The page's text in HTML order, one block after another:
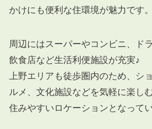
かけにも便利な住環境が魅力です。
周辺にはスーパーやコンビニ、ド
飲食店など生活利便施設が充実♪
上野エリアも徒歩圏内のため、シ
ルメ、文化施設などを気軽に楽し
住みやすいロケーションとなってい